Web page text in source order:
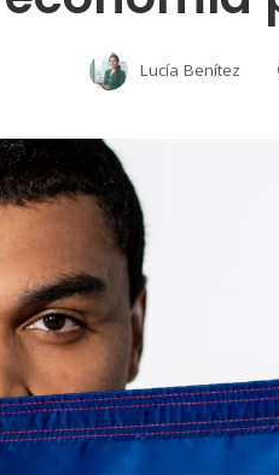
Lucía Benítez